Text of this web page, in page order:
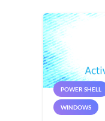
POWER SHELL
WINDOWS